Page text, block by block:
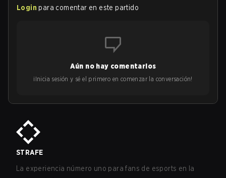
Login para comentar en este partido
Aún no hay comentarios
¡Inicia sesión y sé el primero en comenzar la conversación!
STRAFE
La experiencia número uno para fans de esports en la